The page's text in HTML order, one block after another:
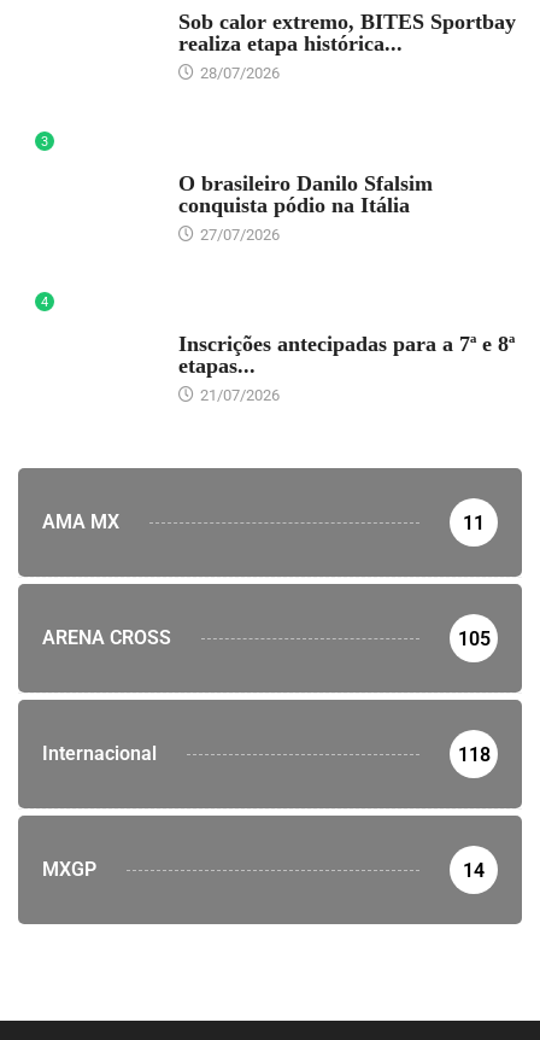
Sob calor extremo, BITES Sportbay
realiza etapa histórica...
28/07/2026
3
O brasileiro Danilo Sfalsim
conquista pódio na Itália
27/07/2026
4
Inscrições antecipadas para a 7ª e 8ª
etapas...
21/07/2026
AMA MX 11
ARENA CROSS 105
Internacional 118
MXGP 14